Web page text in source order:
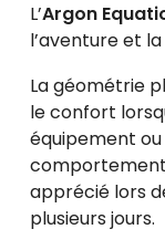
L’Argon
l’aventure et
La géométrie
le confort
équipement
apprécié lors
plusieurs jours.